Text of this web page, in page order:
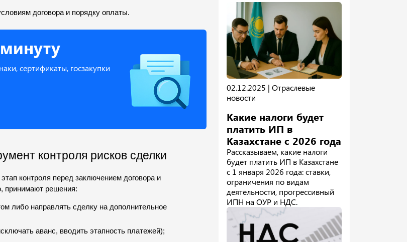
договора и порядку оплаты.
сертификаты, госзакупки
контроля рисков сделки
контроля перед заключением договора и
принимают решения:
либо направлять сделку на дополнительное
аванс, вводить этапность платежей);
02.12.2025 | Отраслевые
новости
Какие налоги будет
платить ИП в
Казахстане с 2026 года
Рассказываем, какие налоги
будет платить ИП в Казахстане
с 1 января 2026 года: ставки,
ограничения по видам
деятельности, прогрессивный
ИПН на ОУР и НДС.